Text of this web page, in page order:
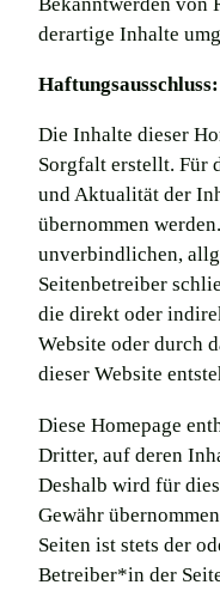
derartige Inhalte
Haftungsausschluss:
Die Inhalte dieser
Sorgfalt erstellt. Für
und Aktualität der
übernommen
unverbindlichen,
Seitenbetreiber
die direkt oder
Website oder durch
dieser Website
Diese Homepage
Dritter, auf deren
Deshalb wird für
Gewähr
Seiten ist stets der
Betreiber*in der